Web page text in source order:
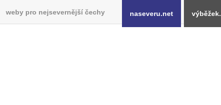
weby pro nejsevernější čechy naseveru.net